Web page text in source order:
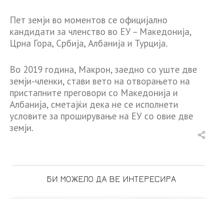
Пет земји во моментов се официјално
кандидати за членство во ЕУ – Македонија,
Црна Гора, Србија, Албанија и Турција.
Во 2019 година, Макрон, заедно со уште две
земји-членки, стави вето на отворањето на
пристапните преговори со Македонија и
Албанија, сметајќи дека не се исполнети
условите за проширување на ЕУ со овие две
земји.
БИ МОЖЕЛО ДА ВЕ ИНТЕРЕСИРА